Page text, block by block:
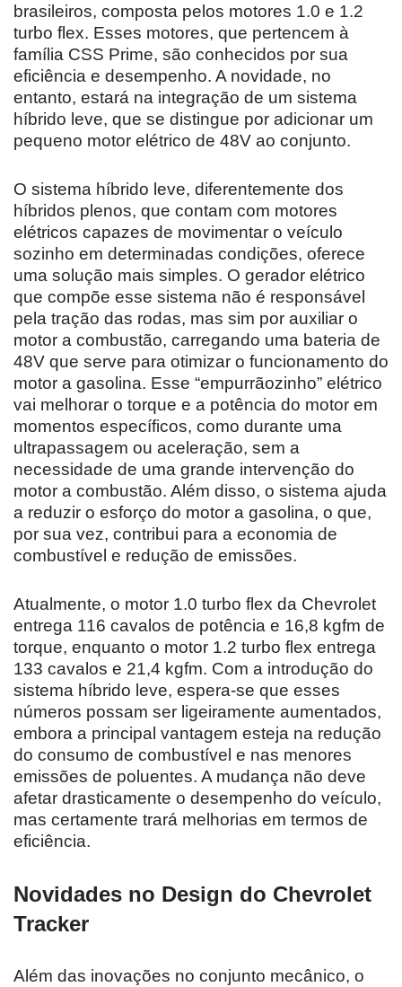
brasileiros, composta pelos motores 1.0 e 1.2
turbo flex. Esses motores, que pertencem à
família CSS Prime, são conhecidos por sua
eficiência e desempenho. A novidade, no
entanto, estará na integração de um sistema
híbrido leve, que se distingue por adicionar um
pequeno motor elétrico de 48V ao conjunto.
O sistema híbrido leve, diferentemente dos
híbridos plenos, que contam com motores
elétricos capazes de movimentar o veículo
sozinho em determinadas condições, oferece
uma solução mais simples. O gerador elétrico
que compõe esse sistema não é responsável
pela tração das rodas, mas sim por auxiliar o
motor a combustão, carregando uma bateria de
48V que serve para otimizar o funcionamento do
motor a gasolina. Esse “empurrãozinho” elétrico
vai melhorar o torque e a potência do motor em
momentos específicos, como durante uma
ultrapassagem ou aceleração, sem a
necessidade de uma grande intervenção do
motor a combustão. Além disso, o sistema ajuda
a reduzir o esforço do motor a gasolina, o que,
por sua vez, contribui para a economia de
combustível e redução de emissões.
Atualmente, o motor 1.0 turbo flex da Chevrolet
entrega 116 cavalos de potência e 16,8 kgfm de
torque, enquanto o motor 1.2 turbo flex entrega
133 cavalos e 21,4 kgfm. Com a introdução do
sistema híbrido leve, espera-se que esses
números possam ser ligeiramente aumentados,
embora a principal vantagem esteja na redução
do consumo de combustível e nas menores
emissões de poluentes. A mudança não deve
afetar drasticamente o desempenho do veículo,
mas certamente trará melhorias em termos de
eficiência.
Novidades no Design do Chevrolet
Tracker
Além das inovações no conjunto mecânico, o